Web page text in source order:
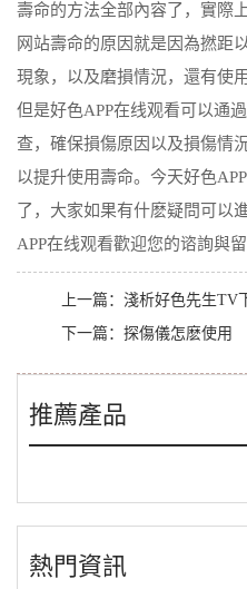
壽命的方法全部內容了，實際
网站壽命的原因就是因為撚距
現象，以及磨損情況，還有使
但是好色APP在线观看可以通
查，確保損傷原因以及損傷情
以提升使用壽命。今天好色
了，大家如果有什麽疑問可以
APP在线观看歡迎您的谘詢與留
上一篇： 淺析好色先生TV
下一篇： 探傷儀怎麽使用
推薦產品
熱門資訊